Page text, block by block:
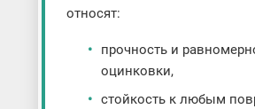
относят:
прочность и
оцинковки,
стойкость к любым